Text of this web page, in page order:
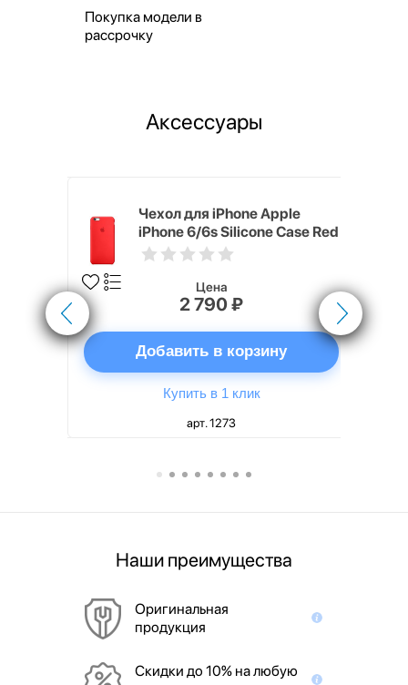
Покупка модели в
рассрочку
Аксессуары
Чехол для iPhone Apple
iPhone 6/6s Silicone Case Red
Цена
2 790 ₽
Добавить в корзину
Купить в 1 клик
арт. 1273
Наши преимущества
Оригинальная
продукция
Скидки до 10% на любую